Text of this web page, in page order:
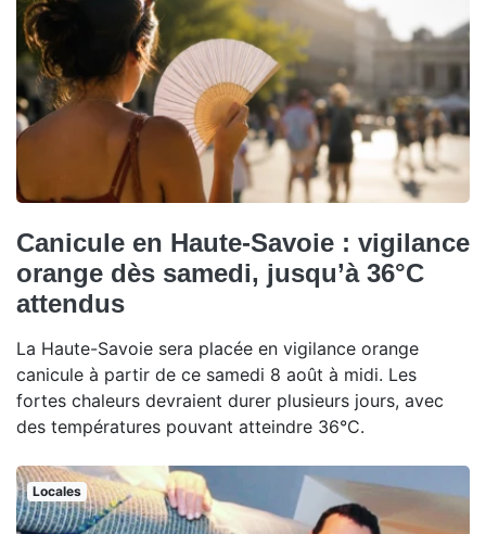
Canicule en Haute-Savoie : vigilance
orange dès samedi, jusqu’à 36°C
attendus
La Haute-Savoie sera placée en vigilance orange
canicule à partir de ce samedi 8 août à midi. Les
fortes chaleurs devraient durer plusieurs jours, avec
des températures pouvant atteindre 36°C.
Locales